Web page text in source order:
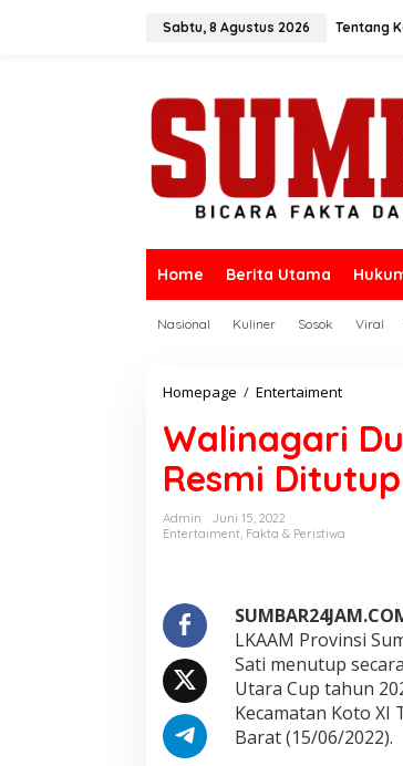
Sabtu, 8 Agustus 2026 Tentang
Home Berita Utama
Nasional Kuliner Sosok Viral
Homepage / Entertaiment
l
i
n
a
a
u
u
U
t
a
r
a
Walinagari
Resmi
Admin
Juni 15, 2022
Entertaiment Fakta & Peristiwa
LKAAM Provinsi
Sati menutup
Utara Cup tahun
Kecamatan Koto XI
Barat (15/06/2022).